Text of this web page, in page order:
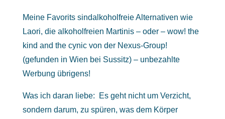
Meine Favorits sindalkoholfreie Alternativen wie
Laori, die alkoholfreien Martinis – oder – wow! the
kind and the cynic von der Nexus-Group!
(gefunden in Wien bei Sussitz) – unbezahlte
Werbung übrigens!
Was ich daran liebe: Es geht nicht um Verzicht,
sondern darum, zu spüren, was dem Körper